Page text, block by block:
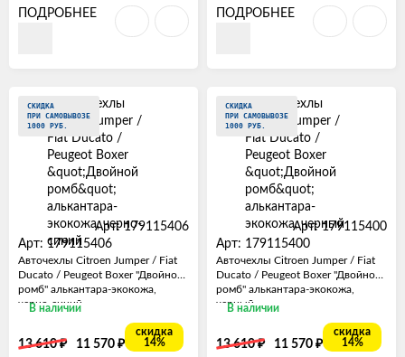
ПОДРОБНЕЕ ПОДРОБНЕЕ
СКИДКА
ПРИ САМОВЫВОЗЕ
1000 РУБ.
Арт: 179115406
Арт: 179115406
Авточехлы Citroen Jumper / Fiat
Ducato / Peugeot Boxer "Двойной
ромб" алькантара-экокожа,
черно-синий
В наличии
13 610₽ 11 570 ₽
скидка
14%
СКИДКА
ПРИ САМОВЫВОЗЕ
1000 РУБ.
Арт: 179115400
Арт: 179115400
Авточехлы Citroen Jumper / Fiat
Ducato / Peugeot Boxer "Двойной
ромб" алькантара-экокожа,
черный
В наличии
13 610₽ 11 570 ₽
скидка
14%